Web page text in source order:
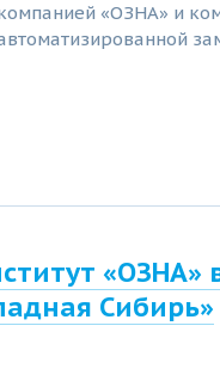
«ОЗНА» и
«ОЗНА»
Сибирь»